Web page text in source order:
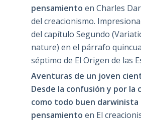
pensamiento en Charles
del creacionismo.
del capítulo Segundo
nature) en el párrafo
séptimo de El Origen de las
Aventuras de un joven
Desde la confusión y por la
como todo buen
pensamiento en El